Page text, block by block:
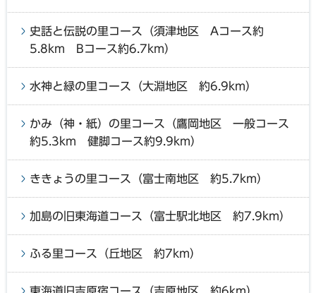
史話と伝説の里コース（須津地区 Aコース約
5.8km Bコース約6.7km）
水神と緑の里コース（大淵地区 約6.9km）
かみ（神・紙）の里コース（鷹岡地区 一般コース
約5.3km 健脚コース約9.9km）
ききょうの里コース（富士南地区 約5.7km）
加島の旧東海道コース（富士駅北地区 約7.9km）
ふる里コース（丘地区 約7km）
東海道旧吉原宿コース（吉原地区 約6km）